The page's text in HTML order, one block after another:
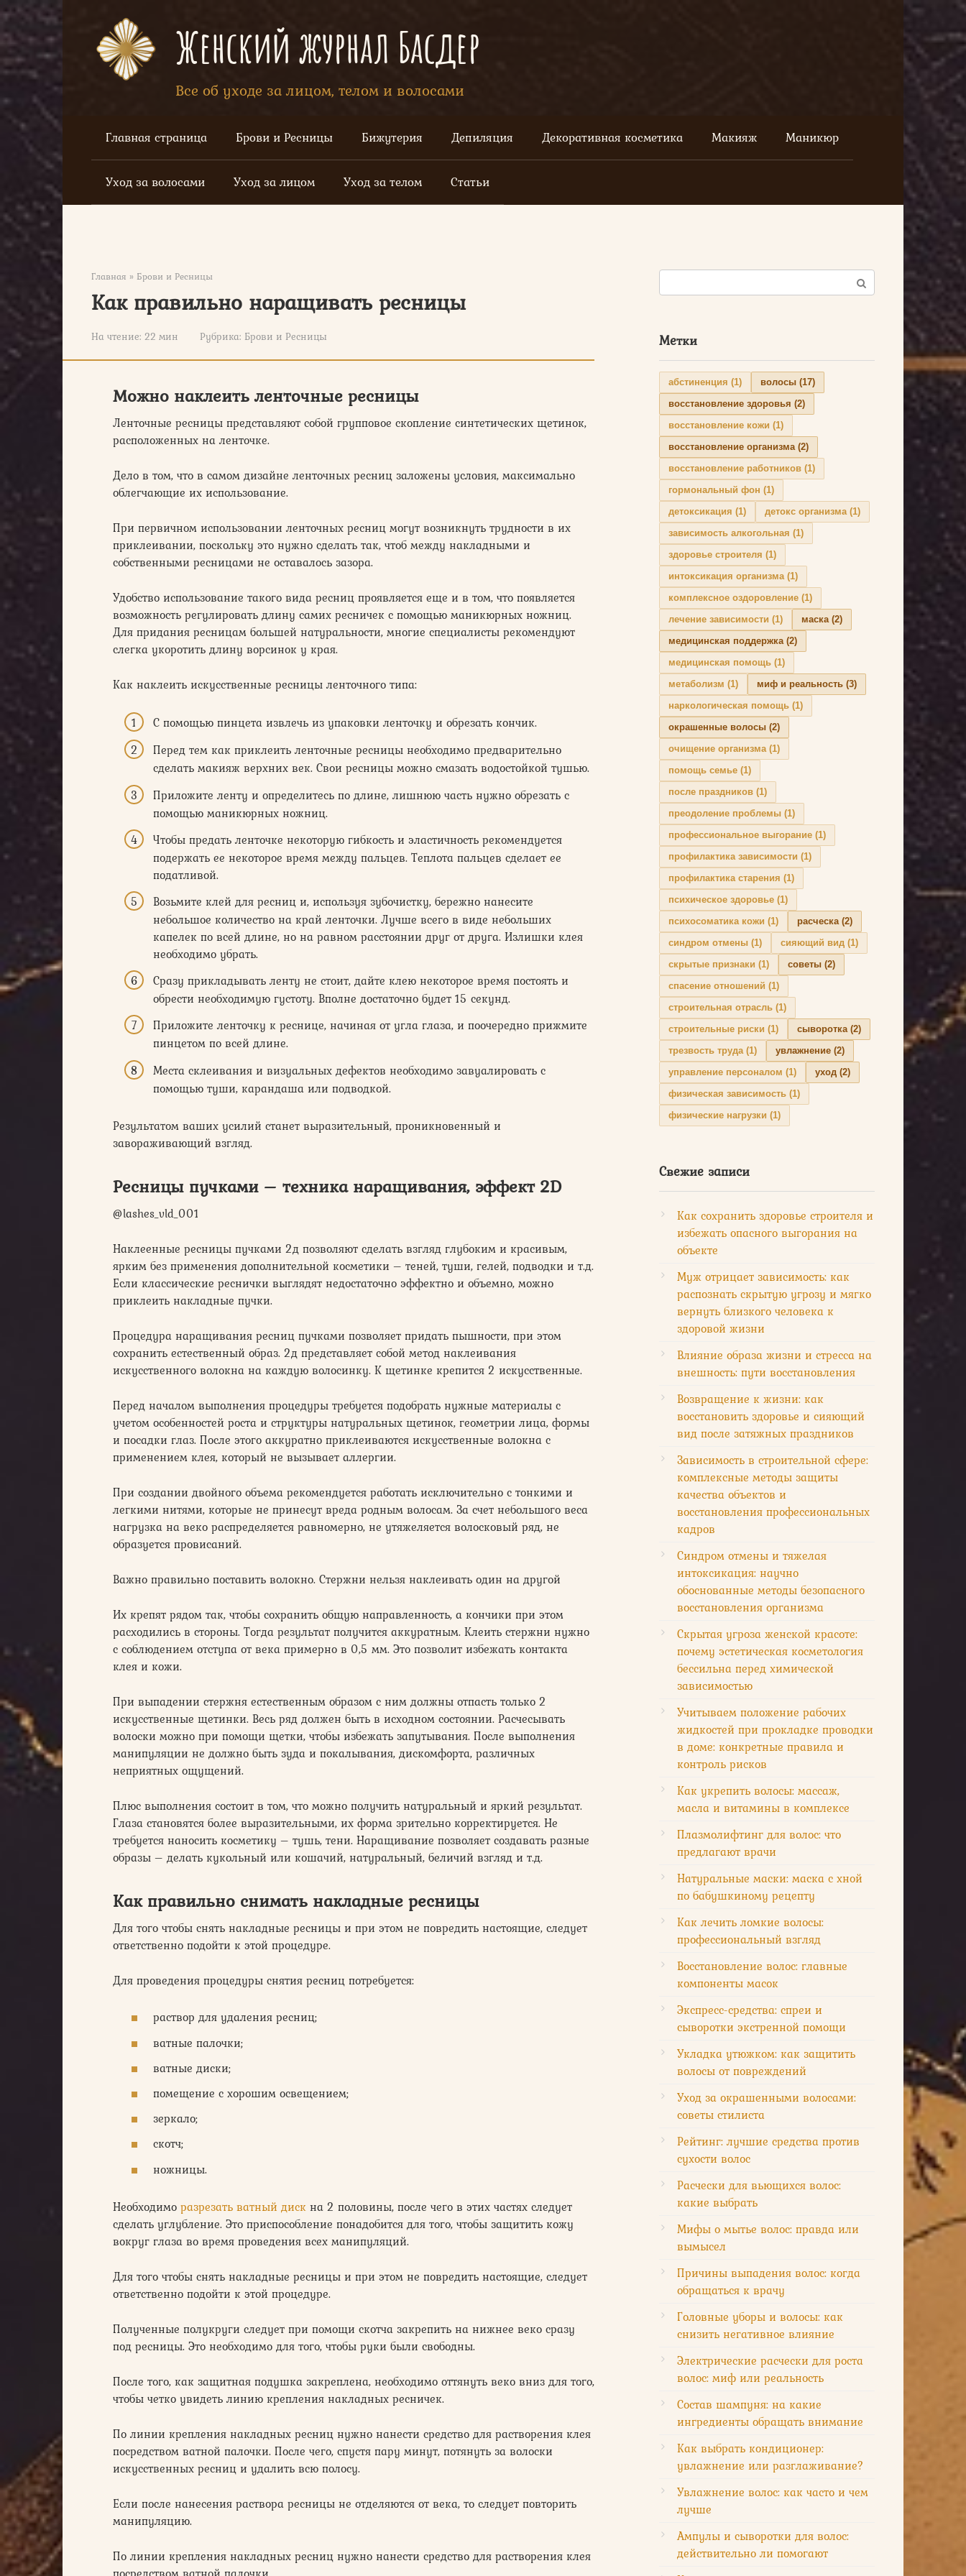
Перейти
к
контенту
Женский журнал Басдер
Все об уходе за лицом, телом и волосами
Главная страница Брови и Ресницы Бижутерия Депиляция Декоративная косметика Макияж Маникюр
Уход за волосами Уход за лицом Уход за телом Статьи
Главная » Брови и Ресницы
Как правильно наращивать ресницы
На чтение: 22 мин Рубрика: Брови и Ресницы
Можно наклеить ленточные ресницы
Ленточные ресницы представляют собой групповое скопление синтетических щетинок,
расположенных на ленточке.
Дело в том, что в самом дизайне ленточных ресниц заложены условия, максимально
облегчающие их использование.
При первичном использовании ленточных ресниц могут возникнуть трудности в их
приклеивании, поскольку это нужно сделать так, чтоб между накладными и
собственными ресницами не оставалось зазора.
Удобство использование такого вида ресниц проявляется еще и в том, что появляется
возможность регулировать длину самих ресничек с помощью маникюрных ножниц.
Для придания ресницам большей натуральности, многие специалисты рекомендуют
слегка укоротить длину ворсинок у края.
Как наклеить искусственные ресницы ленточного типа:
С помощью пинцета извлечь из упаковки ленточку и обрезать кончик.
Перед тем как приклеить ленточные ресницы необходимо предварительно
сделать макияж верхних век. Свои ресницы можно смазать водостойкой тушью.
Приложите ленту и определитесь по длине, лишнюю часть нужно обрезать с
помощью маникюрных ножниц.
Чтобы предать ленточке некоторую гибкость и эластичность рекомендуется
подержать ее некоторое время между пальцев. Теплота пальцев сделает ее
податливой.
Возьмите клей для ресниц и, используя зубочистку, бережно нанесите
небольшое количество на край ленточки. Лучше всего в виде небольших
капелек по всей длине, но на равном расстоянии друг от друга. Излишки клея
необходимо убрать.
Сразу прикладывать ленту не стоит, дайте клею некоторое время постоять и
обрести необходимую густоту. Вполне достаточно будет 15 секунд.
Приложите ленточку к реснице, начиная от угла глаза, и поочередно прижмите
пинцетом по всей длине.
Места склеивания и визуальных дефектов необходимо завуалировать с
помощью туши, карандаша или подводкой.
Результатом ваших усилий станет выразительный, проникновенный и
завораживающий взгляд.
Ресницы пучками – техника наращивания, эффект 2D
@lashes_vld_001
Наклеенные ресницы пучками 2д позволяют сделать взгляд глубоким и красивым,
ярким без применения дополнительной косметики – теней, туши, гелей, подводки и т.д.
Если классические реснички выглядят недостаточно эффектно и объемно, можно
приклеить накладные пучки.
Процедура наращивания ресниц пучками позволяет придать пышности, при этом
сохранить естественный образ. 2д представляет собой метод наклеивания
искусственного волокна на каждую волосинку. К щетинке крепится 2 искусственные.
Перед началом выполнения процедуры требуется подобрать нужные материалы с
учетом особенностей роста и структуры натуральных щетинок, геометрии лица, формы
и посадки глаз. После этого аккуратно приклеиваются искусственные волокна с
применением клея, который не вызывает аллергии.
При создании двойного объема рекомендуется работать исключительно с тонкими и
легкими нитями, которые не принесут вреда родным волосам. За счет небольшого веса
нагрузка на веко распределяется равномерно, не утяжеляется волосковый ряд, не
образуется провисаний.
Важно правильно поставить волокно. Стержни нельзя наклеивать один на другой
Их крепят рядом так, чтобы сохранить общую направленность, а кончики при этом
расходились в стороны. Тогда результат получится аккуратным. Клеить стержни нужно
с соблюдением отступа от века примерно в 0,5 мм. Это позволит избежать контакта
клея и кожи.
При выпадении стержня естественным образом с ним должны отпасть только 2
искусственные щетинки. Весь ряд должен быть в исходном состоянии. Расчесывать
волоски можно при помощи щетки, чтобы избежать запутывания. После выполнения
манипуляции не должно быть зуда и покалывания, дискомфорта, различных
неприятных ощущений.
Плюс выполнения состоит в том, что можно получить натуральный и яркий результат.
Глаза становятся более выразительными, их форма зрительно корректируется. Не
требуется наносить косметику – тушь, тени. Наращивание позволяет создавать разные
образы – делать кукольный или кошачий, натуральный, беличий взгляд и т.д.
Как правильно снимать накладные ресницы
Для того чтобы снять накладные ресницы и при этом не повредить настоящие, следует
ответственно подойти к этой процедуре.
Для проведения процедуры снятия ресниц потребуется:
раствор для удаления ресниц;
ватные палочки;
ватные диски;
помещение с хорошим освещением;
зеркало;
скотч;
ножницы.
Необходимо разрезать ватный диск на 2 половины, после чего в этих частях следует
сделать углубление. Это приспособление понадобится для того, чтобы защитить кожу
вокруг глаза во время проведения всех манипуляций.
Для того чтобы снять накладные ресницы и при этом не повредить настоящие, следует
ответственно подойти к этой процедуре.
Полученные полукруги следует при помощи скотча закрепить на нижнее веко сразу
под ресницы. Это необходимо для того, чтобы руки были свободны.
После того, как защитная подушка закреплена, необходимо оттянуть веко вниз для того,
чтобы четко увидеть линию крепления накладных ресничек.
По линии крепления накладных ресниц нужно нанести средство для растворения клея
посредством ватной палочки. После чего, спустя пару минут, потянуть за волоски
искусственных ресниц и удалить всю полосу.
Если после нанесения раствора ресницы не отделяются от века, то следует повторить
манипуляцию.
По линии крепления накладных ресниц нужно нанести средство для растворения клея
Поиск:
Метки
абстиненция (1) волосы (17)
восстановление здоровья (2)
восстановление кожи (1)
восстановление организма(2)
восстановление работников (1)
гормональный фон (1)
детоксикация (1) детокс организма(1)
зависимость алкогольная (1)
здоровье строителя (1)
интоксикация организма(1)
комплексное оздоровление (1)
лечение зависимости (1) маска(2)
медицинская поддержка(2)
медицинская помощь (1)
метаболизм (1) миф и реальность (3)
наркологическая помощь (1)
окрашенные волосы (2)
очищение организма(1)
помощь семье (1)
после праздников (1)
преодоление проблемы (1)
профессиональное выгорание (1)
профилактика зависимости (1)
профилактика старения (1)
психическое здоровье (1)
психосоматика кожи (1) расческа(2)
синдром отмены (1) сияющий вид (1)
скрытые признаки (1) советы (2)
спасение отношений (1)
строительная отрасль (1)
строительные риски (1) сыворотка(2)
трезвость труда(1) увлажнение (2)
управление персоналом (1) уход (2)
физическая зависимость (1)
физические нагрузки (1)
Свежие записи
Как сохранить здоровье строителя и
избежать опасного выгорания на
объекте
Муж отрицает зависимость: как
распознать скрытую угрозу и мягко
вернуть близкого человека к
здоровой жизни
Влияние образа жизни и стресса на
внешность: пути восстановления
Возвращение к жизни: как
восстановить здоровье и сияющий
вид после затяжных праздников
Зависимость в строительной сфере:
комплексные методы защиты
качества объектов и
восстановления профессиональных
кадров
Синдром отмены и тяжелая
интоксикация: научно
обоснованные методы безопасного
восстановления организма
Скрытая угроза женской красоте:
почему эстетическая косметология
бессильна перед химической
зависимостью
Учитываем положение рабочих
жидкостей при прокладке проводки
в доме: конкретные правила и
контроль рисков
Как укрепить волосы: массаж,
масла и витамины в комплексе
Плазмолифтинг для волос: что
предлагают врачи
Натуральные маски: маска с хной
по бабушкиному рецепту
Как лечить ломкие волосы:
профессиональный взгляд
Восстановление волос: главные
компоненты масок
Экспресс-средства: спреи и
сыворотки экстренной помощи
Укладка утюжком: как защитить
волосы от повреждений
Уход за окрашенными волосами:
советы стилиста
Рейтинг: лучшие средства против
сухости волос
Расчески для вьющихся волос:
какие выбрать
Мифы о мытье волос: правда или
вымысел
Причины выпадения волос: когда
обращаться к врачу
Головные уборы и волосы: как
снизить негативное влияние
Электрические расчески для роста
волос: миф или реальность
Состав шампуня: на какие
ингредиенты обращать внимание
Как выбрать кондиционер:
увлажнение или разглаживание?
Увлажнение волос: как часто и чем
лучше
Ампулы и сыворотки для волос:
действительно ли помогают